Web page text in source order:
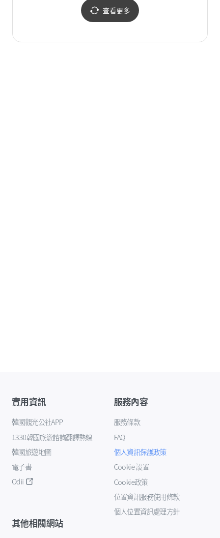
查看更多
實用資訊
韓國觀光公社APP
1330韓國旅遊諮詢翻譯熱線
韓國旅遊地圖
電子書
Odii
服務內容
服務條款
FAQ
個人資訊保護政策
Cookie 設置
Cookie政策
位置資訊服務使用條款
個人位置資訊處理方針
其他相關網站